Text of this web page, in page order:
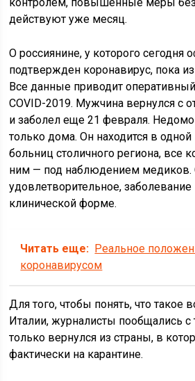
действуют уже месяц.
О россиянине, у которого сегодня
подтвержден коронавирус, пока
Все данные приводит
COVID-2019. Мужчина вернулся с
и заболел еще 21 февраля.
только дома. Он находится в
больниц столичного региона, все
ним — под наблюдением медиков.
удовлетворительное, заболевание
клинической форме.
Читать еще: Реальное
коронавирусом
Для того, чтобы понять, что такое
Италии, журналисты пообщались с
только вернулся из страны, в
фактически на карантине.